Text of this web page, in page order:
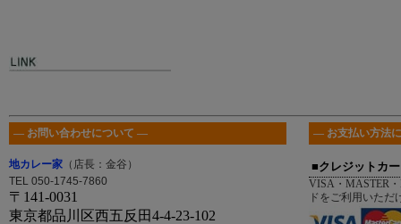
― お問い合わせについて ―
地カレー家 （店長：金谷）
TEL 050-1745-7860
〒141-0031
東京都品川区西五反田4-4-23-102
― お支払い方法
■クレジットカ
VISA・MASTER
ドをご利用いただ